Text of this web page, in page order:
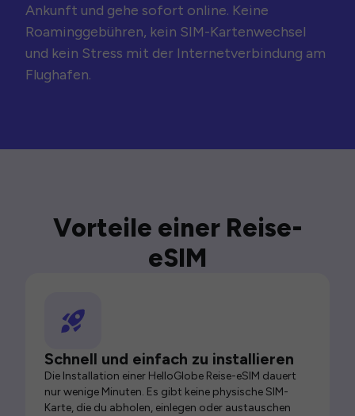
Ankunft und gehe sofort online. Keine
Roaminggebühren, kein SIM-Kartenwechsel
und kein Stress mit der Internetverbindung am
Flughafen.
Vorteile einer Reise-
eSIM
Schnell und einfach zu installieren
Die Installation einer HelloGlobe Reise-eSIM dauert
nur wenige Minuten. Es gibt keine physische SIM-
Karte, die du abholen, einlegen oder austauschen